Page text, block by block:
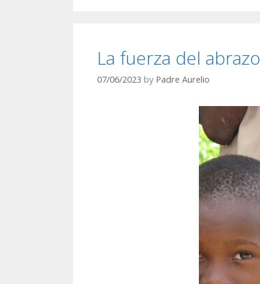
La fuerza del abrazo
07/06/2023 by Padre Aurelio